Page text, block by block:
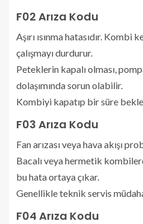
F02 Arıza Kodu
Aşırı ısınma hatasıdır. Kombi
çalışmayı durdurur.
Peteklerin kapalı olması,
dolaşımında sorun olabilir.
Kombiyi kapatıp bir süre
F03 Arıza Kodu
Fan arızası veya hava akışı
Bacalı veya hermetik
bu hata ortaya çıkar.
Genellikle teknik servis
F04 Arıza Kodu